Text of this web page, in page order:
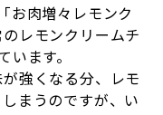
お肉増々レモンク
レモンクリームチ
います。
強くなる分、レモ
まうのですが、い